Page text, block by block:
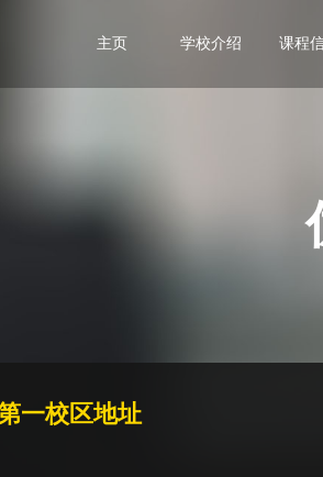
主页 学校介绍 课程
一校区地址